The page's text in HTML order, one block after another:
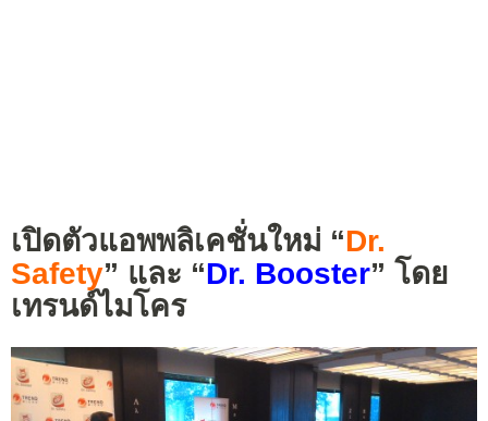
เปิดตัวแอพพลิเคชั่นใหม่ “Dr.
Safety” และ “Dr. Booster” โดย
เทรนด์ไมโคร